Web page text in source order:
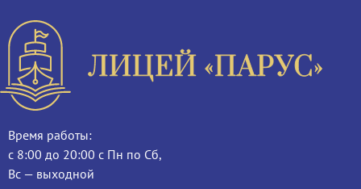
Время работы:
с 8:00 до 20:00 с Пн по Сб,
Вс — выходной